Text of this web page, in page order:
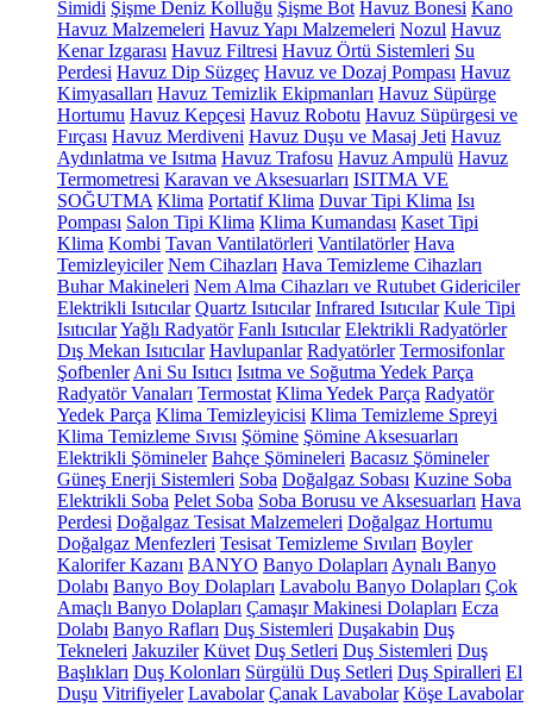
Simidi Şişme Deniz Kolluğu Şişme Bot Havuz Bonesi Kano
Havuz Malzemeleri Havuz Yapı Malzemeleri Nozul Havuz
Kenar Izgarası Havuz Filtresi Havuz Örtü Sistemleri Su
Perdesi Havuz Dip Süzgeç Havuz ve Dozaj Pompası Havuz
Kimyasalları Havuz Temizlik Ekipmanları Havuz Süpürge
Hortumu Havuz Kepçesi Havuz Robotu Havuz Süpürgesi ve
Fırçası Havuz Merdiveni Havuz Duşu ve Masaj Jeti Havuz
Aydınlatma ve Isıtma Havuz Trafosu Havuz Ampulü Havuz
Termometresi Karavan ve Aksesuarları ISITMA VE
SOĞUTMA Klima Portatif Klima Duvar Tipi Klima Isı
Pompası Salon Tipi Klima Klima Kumandası Kaset Tipi
Klima Kombi Tavan Vantilatörleri Vantilatörler Hava
Temizleyiciler Nem Cihazları Hava Temizleme Cihazları
Buhar Makineleri Nem Alma Cihazları ve Rutubet Gidericiler
Elektrikli Isıtıcılar Quartz Isıtıcılar Infrared Isıtıcılar Kule Tipi
IsıtıcılarYağlı Radyatör Fanlı Isıtıcılar Elektrikli Radyatörler
Dış Mekan Isıtıcılar Havlupanlar Radyatörler Termosifonlar
Şofbenler Ani Su Isıtıcı Isıtma ve Soğutma Yedek Parça
Radyatör Vanaları Termostat Klima Yedek Parça Radyatör
Yedek Parça Klima Temizleyicisi Klima Temizleme Spreyi
Klima Temizleme Sıvısı Şömine Şömine Aksesuarları
Elektrikli Şömineler Bahçe Şömineleri Bacasız Şömineler
Güneş Enerji Sistemleri Soba Doğalgaz Sobası Kuzine Soba
Elektrikli Soba Pelet Soba Soba Borusu ve Aksesuarları Hava
Perdesi Doğalgaz Tesisat Malzemeleri Doğalgaz Hortumu
Doğalgaz Menfezleri Tesisat Temizleme Sıvıları Boyler
Kalorifer Kazanı BANYO Banyo Dolapları Aynalı Banyo
Dolabı Banyo Boy Dolapları Lavabolu Banyo Dolapları Çok
Amaçlı Banyo Dolapları Çamaşır Makinesi Dolapları Ecza
Dolabı Banyo Rafları Duş Sistemleri Duşakabin Duş
Tekneleri Jakuziler Küvet Duş Setleri Duş Sistemleri Duş
Başlıkları Duş Kolonları Sürgülü Duş Setleri Duş Spiralleri El
Duşu Vitrifiyeler Lavabolar Çanak Lavabolar Köşe Lavabolar